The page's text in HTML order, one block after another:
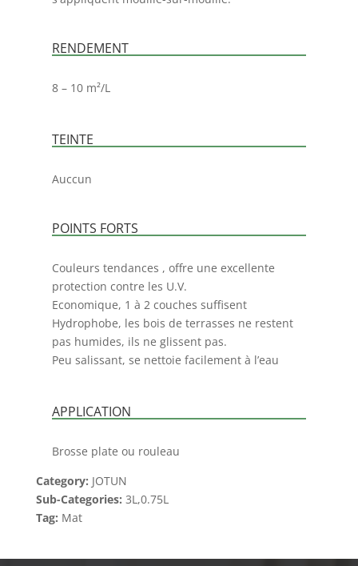
RENDEMENT
8 – 10 m²/L
TEINTE
Auccun
POINTS FORTS
Couleurs tendances , offre une excellente
protection contre les U.V.
Economique, 1 à 2 couches suffisent
Hydrophobe, les bois de terrasses ne restent
pas humides, ils ne glissent pas.
Peu salissant, se nettoie facilement à l’eau
APPLICATION
Brosse plate ou rouleau
Category: JOTUN
Sub-Categories: 3L,0.75L
Tag: Mat